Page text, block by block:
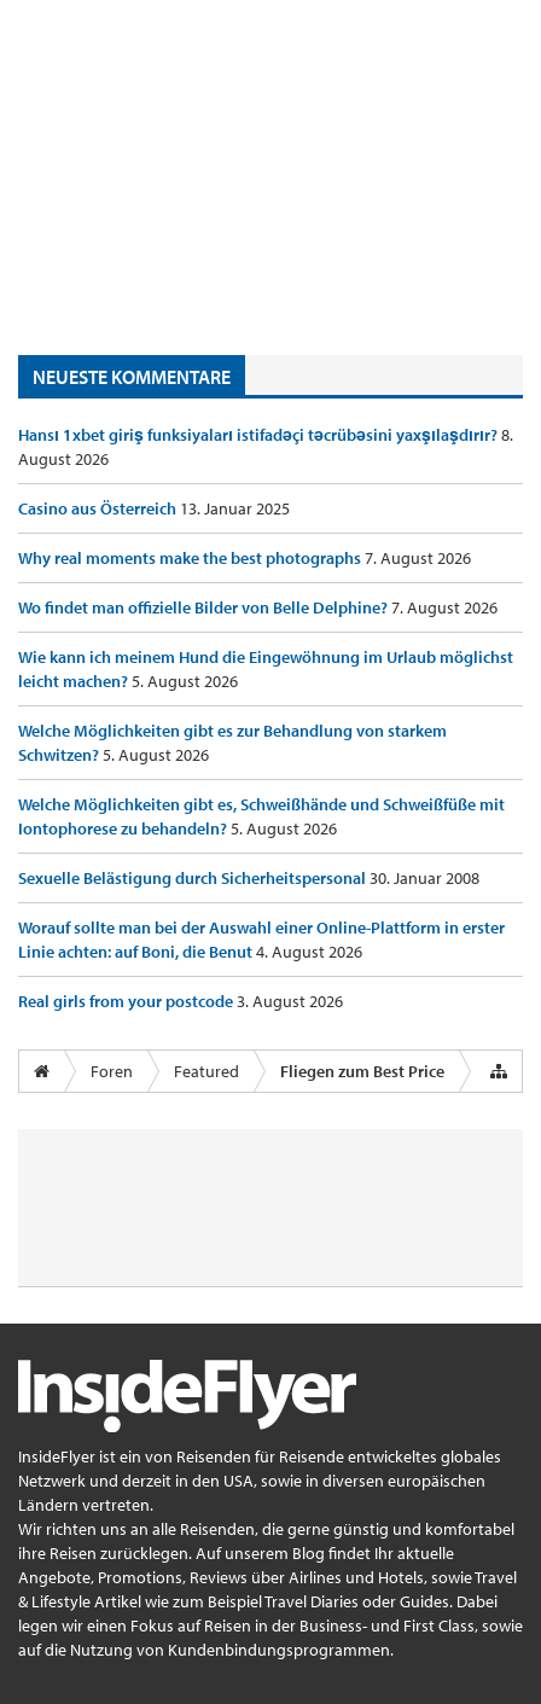
NEUESTE KOMMENTARE
Hansı 1xbet giriş funksiyaları istifadəçi təcrübəsini yaxşılaşdırır?8.
August 2026
Casino aus Österreich 13. Januar 2025
Why real moments make the best photographs7. August 2026
Wo findet man offizielle Bilder von Belle Delphine?7. August 2026
Wie kann ich meinem Hund die Eingewöhnung im Urlaub möglichst
leicht machen?5. August 2026
Welche Möglichkeiten gibt es zur Behandlung von starkem
Schwitzen?5. August 2026
Welche Möglichkeiten gibt es, Schweißhände und Schweißfüße mit
Iontophorese zu behandeln?5. August 2026
Sexuelle Belästigung durch Sicherheitspersonal 30. Januar 2008
Worauf sollte man bei der Auswahl einer Online-Plattform in erster
Linie achten: auf Boni, die Benut4. August 2026
Real girls from your postcode3. August 2026
Foren Featured Fliegen zum Best Price
InsideFlyer ist ein von Reisenden für Reisende entwickeltes globales
Netzwerk und derzeit in den USA, sowie in diversen europäischen
Ländern vertreten.
Wir richten uns an alle Reisenden, die gerne günstig und komfortabel
ihre Reisen zurücklegen. Auf unserem Blog findet Ihr aktuelle
Angebote, Promotions, Reviews über Airlines und Hotels, sowie Travel
& Lifestyle Artikel wie zum Beispiel Travel Diaries oder Guides. Dabei
legen wir einen Fokus auf Reisen in der Business- und First Class, sowie
auf die Nutzung von Kundenbindungsprogrammen.